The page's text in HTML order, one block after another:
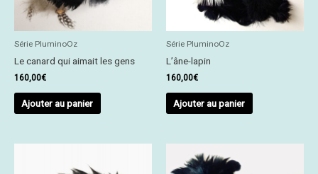
Série PluminoOz
Le canard qui aimait les gens
160,00€
Ajouter au panier
Série PluminoOz
L’âne-lapin
160,00€
Ajouter au panier